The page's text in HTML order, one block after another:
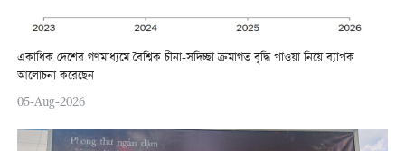
একাধিক দেশের গণমাধ্যমে বৈশ্বিক চীনা-সদিচ্ছা ক্রমাগত বৃদ্ধি পাওয়া নিয়ে ব্যাপক
আলোচনা করেছেন
05-Aug-2026